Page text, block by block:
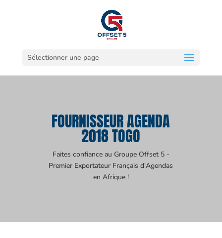
Sélectionner une page
FOURNISSEUR AGENDA
2018 TOGO
Faites confiance au Groupe Offset 5 -
Premier Exportateur Français d'Agendas
en Afrique !